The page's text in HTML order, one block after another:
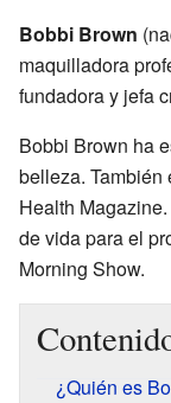
Bobbi Brown
maquilladora
fundadora y jefa
Bobbi Brown ha
belleza. También
Health
de vida para el
Morning Show.
¿Quién es